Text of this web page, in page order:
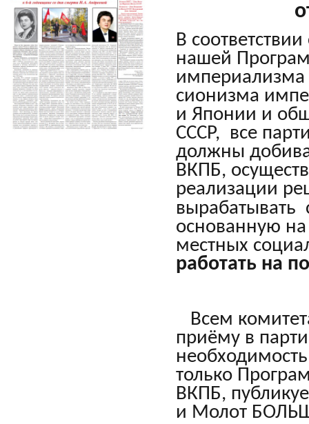
В
нашей
империализма
сионизма
и Японии и
СССР, все
должны
ВКПБ,
реализации
вырабатывать
основанную
местных
работать на
Всем
приёму в
только
ВКПБ,
и Молот